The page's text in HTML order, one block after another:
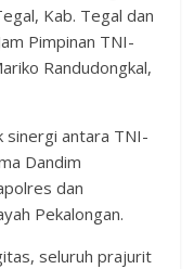
Kab. Tegal dan
Pimpinan TNI-
Randudongkal,
sinergi antara TNI-
Dandim
dan
Pekalongan.
seluruh prajurit